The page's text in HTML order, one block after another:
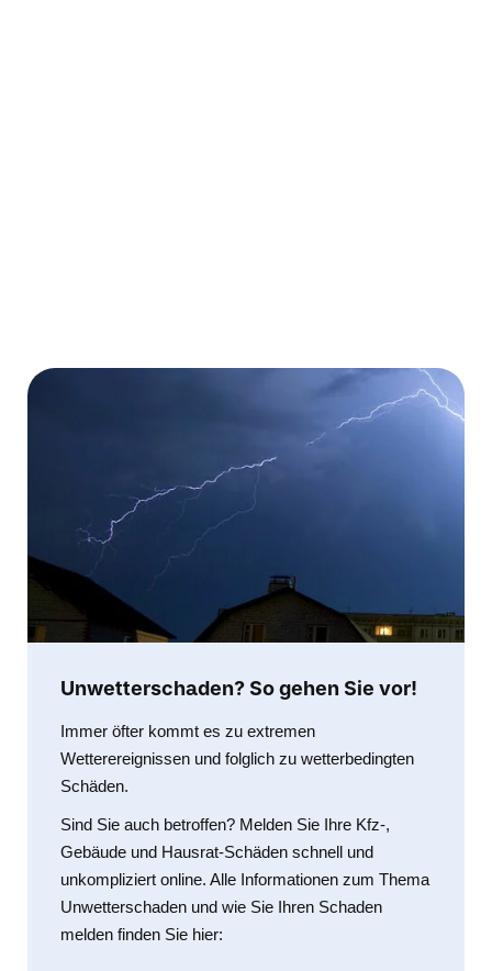
Unwetterschaden? So gehen Sie vor!
Immer öfter kommt es zu extremen
Wetterereignissen und folglich zu wetterbedingten
Schäden.
Sind Sie auch betroffen? Melden Sie Ihre Kfz-,
Gebäude und Hausrat-Schäden schnell und
unkompliziert online. Alle Informationen zum Thema
Unwetterschaden und wie Sie Ihren Schaden
melden finden Sie hier: